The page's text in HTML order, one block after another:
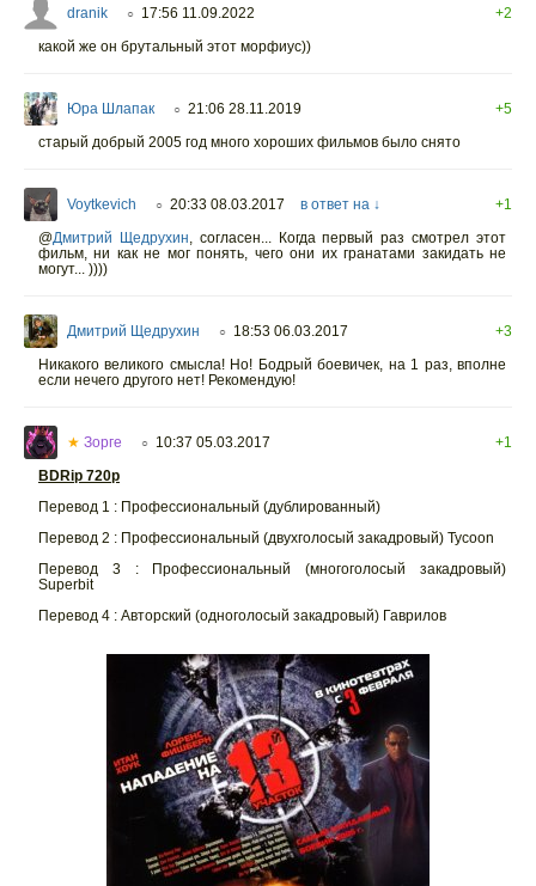
dranik ○ 17:56 11.09.2022
+2
какой же он брутальный этот морфиус))
Юра Шлапак ○ 21:06 28.11.2019
+5
старый добрый 2005 год много хороших фильмов было снято
Voytkevich ○ 20:33 08.03.2017 в ответ на ↓
+1
@Дмитрий Щедрухин, согласен... Когда первый раз смотрел этот
фильм, ни как не мог понять, чего они их гранатами закидать не
могут... ))))
Дмитрий Щедрухин ○ 18:53 06.03.2017
+3
Никакого великого смысла! Но! Бодрый боевичек, на 1 раз, вполне
если нечего другого нет! Рекомендую!
★ Зорге ○ 10:37 05.03.2017
+1
BDRip 720p
Перевод 1 : Профессиональный (дублированный)
Перевод 2 : Профессиональный (двухголосый закадровый) Tycoon
Перевод 3 : Профессиональный (многоголосый закадровый)
Superbit
Перевод 4 : Авторский (одноголосый закадровый) Гаврилов